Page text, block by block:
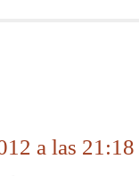
a las 21:18